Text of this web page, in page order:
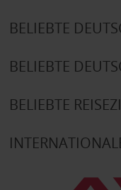
BELIEBTE
BELIEBTE
BELIEBTE